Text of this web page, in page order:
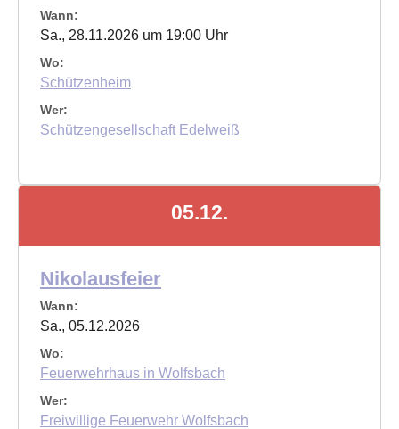
Wann:
Sa., 28.11.2026 um 19:00 Uhr
Wo:
Schützenheim
Wer:
Schützengesellschaft Edelweiß
05.12.
Nikolausfeier
Wann:
Sa., 05.12.2026
Wo:
Feuerwehrhaus in Wolfsbach
Wer:
Freiwillige Feuerwehr Wolfsbach